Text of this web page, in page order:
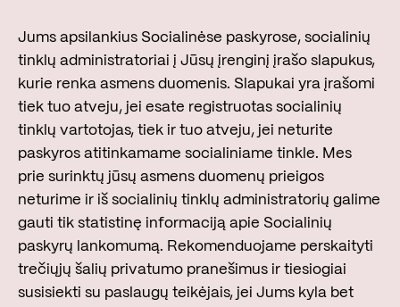
Jums apsilankius Socialinėse paskyrose, socialinių
tinklų administratoriai į Jūsų įrenginį įrašo slapukus,
kurie renka asmens duomenis. Slapukai yra įrašomi
tiek tuo atveju, jei esate registruotas socialinių
tinklų vartotojas, tiek ir tuo atveju, jei neturite
paskyros atitinkamame socialiniame tinkle. Mes
prie surinktų jūsų asmens duomenų prieigos
neturime ir iš socialinių tinklų administratorių galime
gauti tik statistinę informaciją apie Socialinių
paskyrų lankomumą. Rekomenduojame perskaityti
trečiųjų šalių privatumo pranešimus ir tiesiogiai
susisiekti su paslaugų teikėjais, jei Jums kyla bet